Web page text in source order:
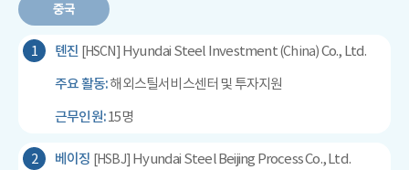
중국
1 톈진 [HSCN] Hyundai Steel Investment(China)Co., Ltd.
주요 활동:해외스틸서비스센터 및 투자지원
근무인원:15명
2 베이징 [HSBJ] Hyundai Steel Beijing Process Co., Ltd.